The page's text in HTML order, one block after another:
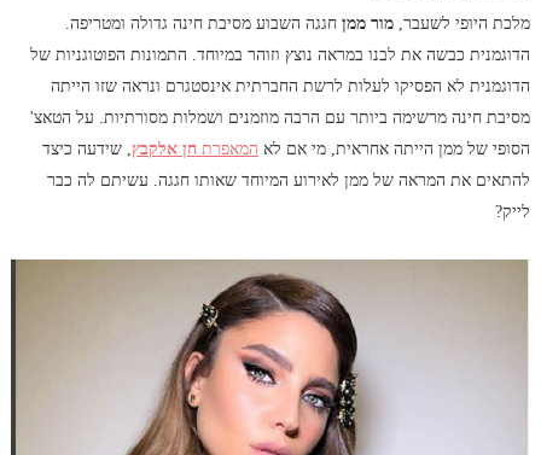
מלכת היופי לשעבר, מור ממן חגגה השבוע מסיבת חינה גדולה ומטריפה.
הדוגמנית כבשה את לבנו במראה נוצץ וזוהר במיוחד. התמונות הפוטוגניות של
הדוגמנית לא הפסיקו לעלות לרשת החברתית אינסטגרם ונראה שזו הייתה
מסיבת חינה מרשימה ביותר עם הרבה מוזמנים ושמלות מסורתיות. על הטאצ'
הסופי של ממן הייתה אחראית, מי אם לא המאפרת חן אלקבץ, שידעה כיצד
להתאים את המראה של ממן לאירוע המיוחד שאותו חגגה. עשיתם לה כבר
לייק?